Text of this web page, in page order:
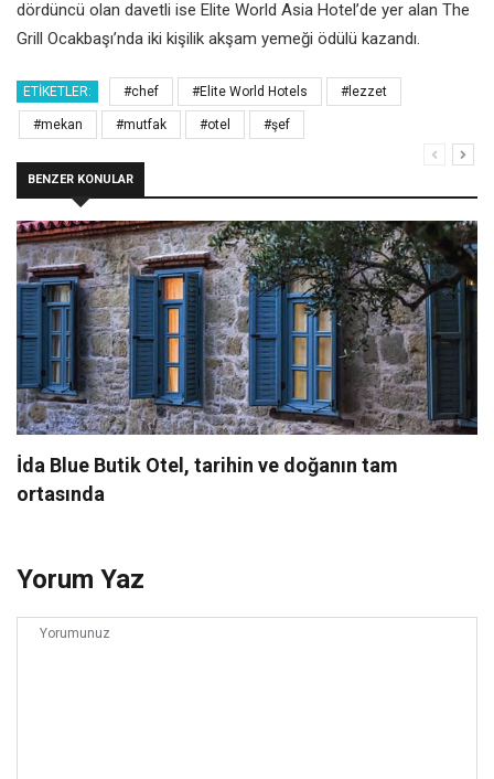
dördüncü olan davetli ise Elite World Asia Hotel’de yer alan The
Grill Ocakbaşı’nda iki kişilik akşam yemeği ödülü kazandı.
ETIKETLER: #chef #Elite World Hotels #lezzet
#mekan #mutfak #otel #şef
BENZER KONULAR
İda Blue Butik Otel, tarihin ve doğanın tam
ortasında
Yorum Yaz